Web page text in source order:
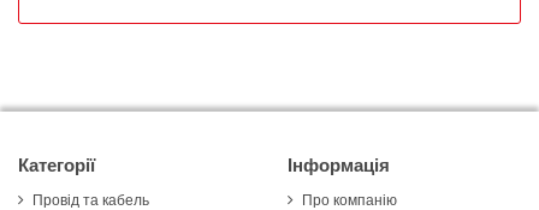
Категорії
Провід та кабель
Інформація
Про компанію